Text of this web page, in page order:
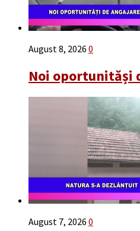
August 8, 2026 0
Noi oportunităși
August 7, 2026 0